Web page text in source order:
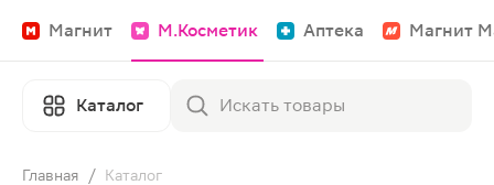
Магнит М.Косметик Аптека Магнит
Каталог
Главная / Каталог